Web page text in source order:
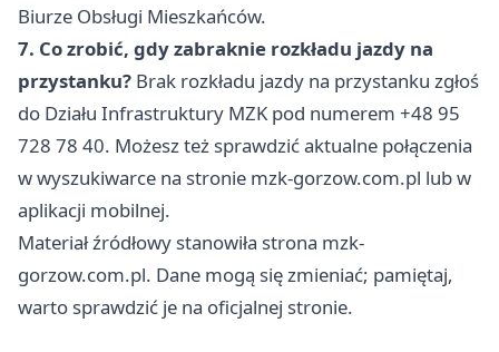
Biurze Obsługi Mieszkańców.
7. Co zrobić, gdy zabraknie rozkładu jazdy na
przystanku? Brak rozkładu jazdy na przystanku zgłoś
do Działu Infrastruktury MZK pod numerem +48 95
728 78 40. Możesz też sprawdzić aktualne połączenia
w wyszukiwarce na stronie mzk-gorzow.com.pl lub w
aplikacji mobilnej.
Materiał źródłowy stanowiła strona mzk-
gorzow.com.pl. Dane mogą się zmieniać; pamiętaj,
warto sprawdzić je na oficjalnej stronie.